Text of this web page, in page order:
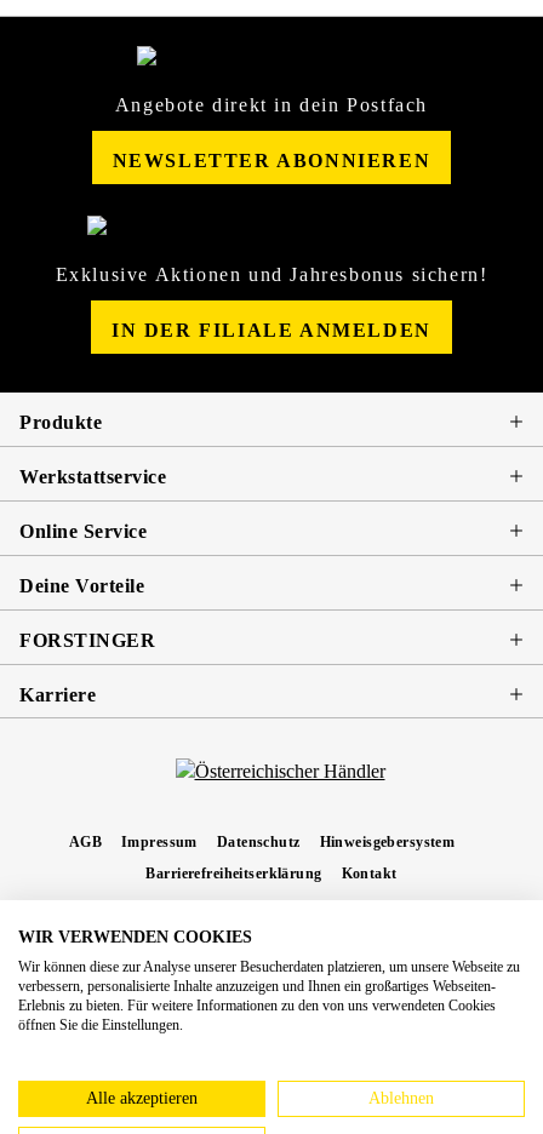
Angebote direkt in dein Postfach
NEWSLETTER ABONNIEREN
Exklusive Aktionen und Jahresbonus sichern!
IN DER FILIALE ANMELDEN
Produkte
Werkstattservice
Online Service
Deine Vorteile
FORSTINGER
Karriere
AGB Impressum Datenschutz
Hinweisgebersystem
Barrierefreiheitserklärung
Kontakt
Nachnahmegebühren, wenn nicht anders angegeben.
Copyright 2026 Forstinger Österreich GmbH
Königstetter Straße 128 - 134/OG3, 3430 Tulln
europäschen Online-Streitbeilegungs-Plattform hinzuweisen: webgate.ec.europa.eu/odr
WIR VERWENDEN COOKIES
Wir können diese zur Analyse unserer Besucherdaten platzieren, um unsere Webseite zu
verbessern, personalisierte Inhalte anzuzeigen und Ihnen ein großartiges Webseiten-
Erlebnis zu bieten. Für weitere Informationen zu den von uns verwendeten Cookies
öffnen Sie die Einstellungen.
Alle akzeptieren Ablehnen